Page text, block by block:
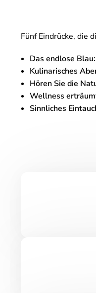
Fünf Eindrücke, die
Das endlose Blau:
Kulinarisches
Hören Sie die
Wellness
Sinnliches